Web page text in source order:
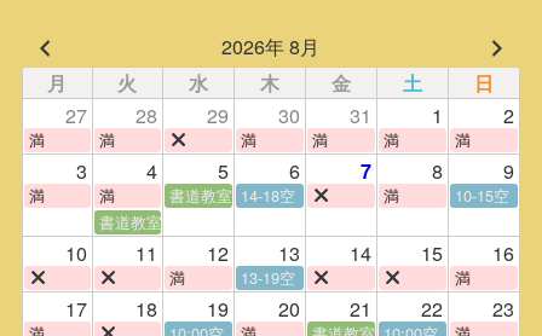
2026年 8月
月 火 水 木 金 土 日
27 28 29 30 31 1 2
満 満 満 満 満 満
3 4 5 6 7 8 9
満 満 書道教室 14-18空 満
10-15空
書道教室
10 11 12 13 14 15 16
満 13-19空 満
17 18 19 20 21 22 23